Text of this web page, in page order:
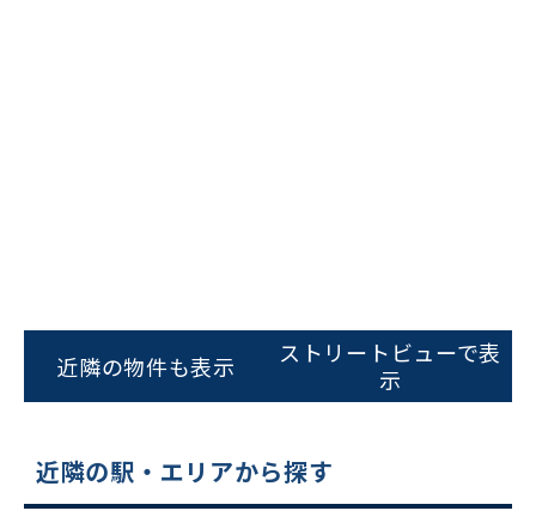
スムーズにご案内できます
0120-620-213
近隣の物件も表示
ストリートビューで表
示
近隣の駅・エリアから探す